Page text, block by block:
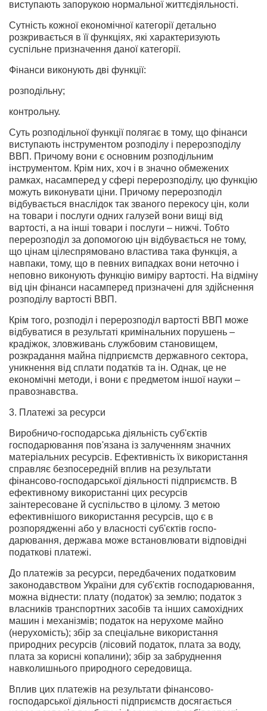
виступають запору­кою нормальної життєдіяльності.
Сутність кожної економічної категорії детально
розкриває­ться в її функціях, які характеризують
суспільне призначення даної категорії.
Фінанси виконують дві функції:
розподільну;
контрольну.
Суть розподільної функції полягає в тому, що фінанси
виступа­ють інструментом розподілу і перерозподілу
ВВП. Причому вони є основним розподільним
інструментом. Крім них, хоч і в значно об­межених
рамках, насамперед у сфері перерозподілу, цю функцію
можуть виконувати ціни. Причому перерозподіл
відбувається внас­лідок так званого перекосу цін, коли
на товари і послуги одних га­лузей вони вищі від
вартості, а на інші товари і послуги – нижчі. Тобто
перерозподіл за допомогою цін відбувається не тому,
що ці­нам цілеспрямовано властива така функція, а
навпаки, тому, що в певних випадках вони неточно і
неповно виконують функцію вимі­ру вартості. На відміну
від цін фінанси насамперед призначені для здійснення
розподілу вартості ВВП.
Крім того, розподіл і перерозподіл вартості ВВП може
відбува­тися в результаті кримінальних порушень –
крадіжок, зловжи­вань службовим становищем,
розкрадання майна підприємств дер­жавного сектора,
уникнення від сплати податків та ін. Однак, це не
економічні методи, і вони є предметом іншої науки –
право­знавства.
3. Платежі за ресурси
Виробничо-господарська діяльність суб'єктів
господарювання пов'я­зана із залученням значних
матеріальних ресурсів. Ефективність їх вико­ристання
справляє безпосередній вплив на результати
фінансово-госпо­дарської діяльності підприємств. В
ефективному використанні цих ресур­сів
заінтересоване й суспільство в цілому. З метою
ефективнішого вико­ристання ресурсів, що є в
розпорядженні або у власності суб'єктів госпо­
дарювання, держава може встановлювати відповідні
податкові платежі.
До платежів за ресурси, передбачених податковим
законодавст­вом України для суб'єктів господарювання,
можна віднести: плату (податок) за землю; податок з
власників транспортних засобів та інших самохідних
машин і механізмів; податок на нерухоме майно
(нерухомість); збір за спеціальне використання
природних ресурсів (лісовий податок, плата за воду,
плата за корисні копалини); збір за забруднення
навколишнього природного середовища.
Вплив цих платежів на результати фінансово-
господарської діяльності підприємств досягається